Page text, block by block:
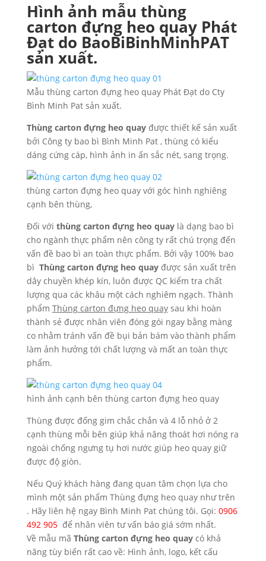
Hình ảnh mẫu thùng
carton đựng heo quay Phát
Đạt do BaoBiBinhMinhPAT
sản xuất.
Mẫu thùng carton đựng heo quay Phát Đạt do Cty
Bình Minh Pat sản xuất.
Thùng carton đựng heo quayđược thiết kế sản xuất
bởi Công ty bao bì Bình Minh Pat , thùng có kiểu
dáng cứng cáp, hình ảnh in ấn sắc nét, sang trọng.
thùng carton đựng heo quay với góc hình nghiêng
cạnh bên thùng,
Đối với thùng carton đựng heo quaylà dạng bao bì
cho ngành thực phẩm nên công ty rất chú trọng đến
vấn đề bao bì an toàn thực phẩm. Bởi vậy 100% bao
bì Thùng carton đựng heo quayđược sản xuất trên
dây chuyền khép kín, luôn được QC kiểm tra chất
lượng qua các khâu một cách nghiêm ngạch. Thành
phẩm Thùng carton đựng heo quaysau khi hoàn
thành sẻ được nhân viên đóng gói ngay bằng màng
co nhằm tránh vấn đề bụi bản bám vào thành phẩm
làm ảnh hưởng tới chất lượng và mất an toàn thực
phẩm.
hình ảnh cạnh bên thùng carton đựng heo quay
Thùng được đống gim chắc chắn và 4 lỗ nhỏ ở 2
cạnh thùng mỗi bên giúp khả năng thoát hơi nóng ra
ngoài chống ngưng tụ hơi nước giúp heo quay giữ
được độ giòn.
Nếu Quý khách hàng đang quan tâm chọn lựa cho
mình một sản phẩm Thùng đựng heo quay như trên
. Hãy liên hệ ngay Bình Minh Pat chúng tôi. Gọi: 0906
492 905để nhân viên tư vấn báo giá sớm nhất.
Về mẫu mã Thùng carton đựng heo quaycó khả
năng tùy biến rất cao về: Hình ảnh, logo, kết cấu